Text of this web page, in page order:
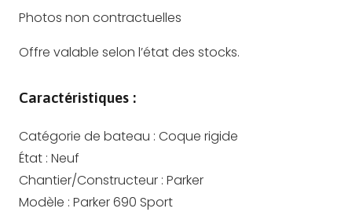
Photos non contractuelles
Offre valable selon l’état des stocks.
Caractéristiques :
Catégorie de bateau : Coque rigide
État : Neuf
Chantier/Constructeur : Parker
Modèle : Parker 690 Sport